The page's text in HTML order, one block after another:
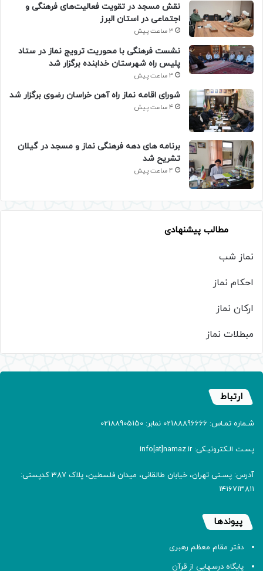
نقش مسجد در تقویت فعالیت‌های فرهنگی و
اجتماعی در استان البرز
3 ساعت پیش
نشست فرهنگی با محوریت ترویج نماز در ستاد
پلیس راه شهرستان خدابنده برگزار شد
3 ساعت پیش
شورای اقامه نماز راه آهن خراسان رضوی برگزار شد
4 ساعت پیش
برنامه های دهه فرهنگی نماز و مسجد در گیلان
تشریح شد
4 ساعت پیش
مطالب پیشنهادی
نماز شب
احکام نماز
ارکان نماز
مبطلات نماز
ارتباط
شـماره تمـاس: 02188896666 نمابر: 02188905150
پسـت الـکترونیـکی: info[at]namaz.ir
آدرس: پسـتی تهران، خیابان طالقانی، میدان فلسطین، پلاک 387 کدپستی:
۱۴۱۶۷۱۳۸۱۱
پیوندها
دفتر مقام معظم رهبری
پایگاه درسهایی از قرآن